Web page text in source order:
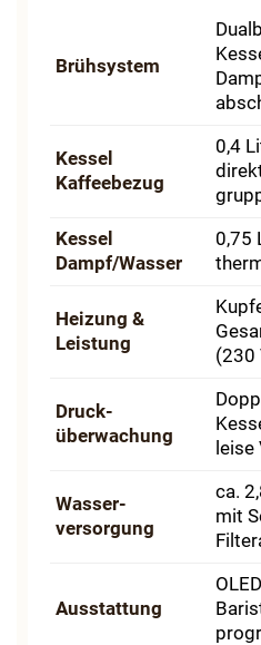
Brühsystem
Kessel
Kaffeebezug
0,4
Kessel
Dampf/Wasser
0,75
Heizung &
Leistung
(230
Druck­
überwachung
Wasser­
versorgung
ca.
mit
Ausstattung